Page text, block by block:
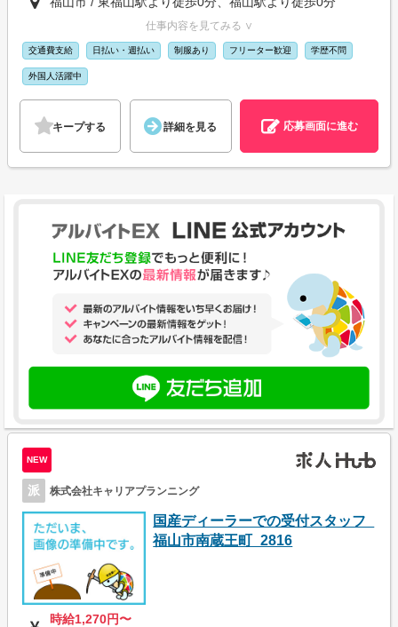
仕事内容を見てみる ∨
交通費支給 日払い・週払い 制服あり フリーター歓迎 学歴不問
外国人活躍中
キープする 詳細を見る 応募画面に進む
NEW
派 株式会社キャリアプランニング
国産ディーラーでの受付スタッフ_
福山市南蔵王町_2816
時給1,270円〜